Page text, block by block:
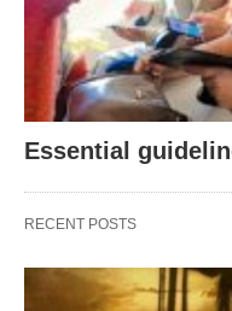
Essential
RECENT POSTS